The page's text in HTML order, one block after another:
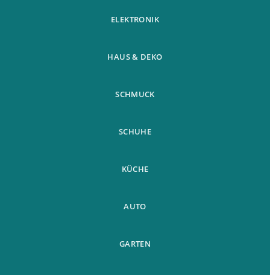
ELEKTRONIK
HAUS & DEKO
SCHMUCK
SCHUHE
KÜCHE
AUTO
GARTEN